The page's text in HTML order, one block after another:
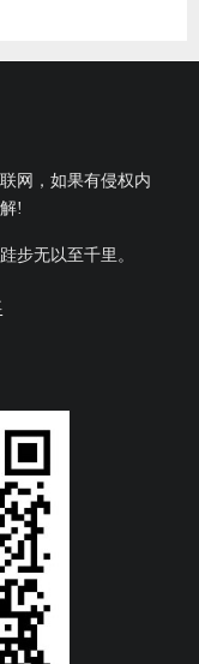
网，如果有侵权内
!
步无以至千里。